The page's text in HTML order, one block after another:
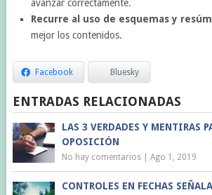
avanzar correctamente.
Recurre al uso de esquemas y
mejor los contenidos.
Facebook Bluesky
ENTRADAS RELACIONADAS
LAS 3 VERDADES Y MENTIRAS
OPOSICIÓN
No hay comentarios| Ago 1, 2019
CONTROLES EN FECHAS